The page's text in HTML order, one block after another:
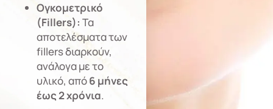
Ογκομετρικό
(Fillers): Τα
αποτελέσματα των
fillers διαρκούν,
ανάλογα με το
υλικό, από6 μήνες
έως 2 χρόνια.